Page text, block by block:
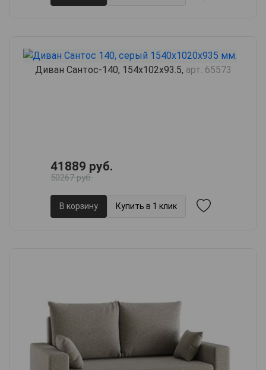
Диван Сантос-140, 154х102х93.5, арт. 65573
41889 руб.
50267 руб.
В корзину Купить в 1 клик